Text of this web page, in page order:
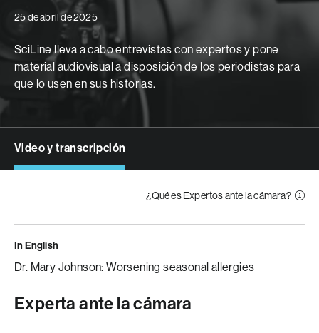
25 de abril de 2025
SciLine lleva a cabo entrevistas con expertos y pone
material audiovisual a disposición de los periodistas para
que lo usen en sus historias.
Video y transcripción
¿Qué es Expertos ante la cámara?
In English
Dr. Mary Johnson: Worsening seasonal allergies
Experta ante la cámara